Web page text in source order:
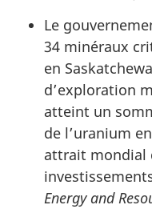
Le
34 minéraux
en
d’exploration
atteint un
de l’uranium
attrait mondial
Energy and